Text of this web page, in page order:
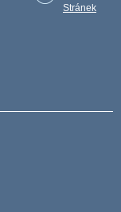
Stránek